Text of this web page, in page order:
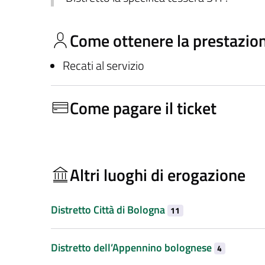
Come ottenere la
Recati al servizio
Come pagare il ticket
Altri luoghi di erogazione
Distretto Città di Bologna 11
Distretto dell’Appennino bolognese 4